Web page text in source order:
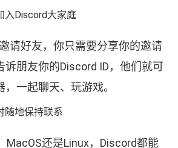
入Discord大家庭
请好友，你只需要分享你的邀请
诉朋友你的Discord ID，他们就可
一起聊天、玩游戏。
随地保持联系
MacOS还是Linux，Discord都能